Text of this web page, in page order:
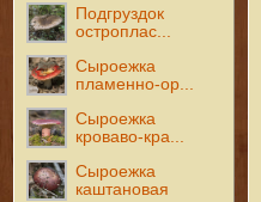
Подгруздок
остроплас...
Сыроежка
пламенно-ор...
Сыроежка
кроваво-кра...
Сыроежка
каштановая